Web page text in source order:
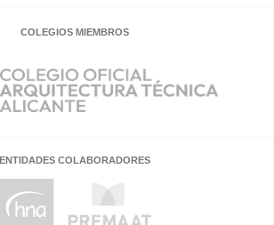
COLEGIOS MIEMBROS
ENTIDADES COLABORADORES